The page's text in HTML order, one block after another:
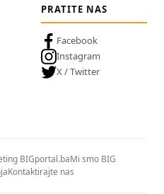
PRATITE NAS
Facebook
Instagram
X / Twitter
BIGportal.baMi smo BIG
Kontaktirajte nas